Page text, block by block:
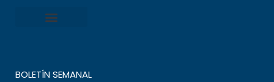
BOLETÍN SEMANAL